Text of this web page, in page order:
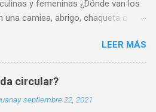
y femeninas ¿Dónde van los
una camisa, abrigo, chaqueta o
derecha. También hay que
los botones para camisa de
deben ser pequeños de 1cm
del cuello (camisa azul de la
LEER MÁS
circular?
septiembre 22, 2021